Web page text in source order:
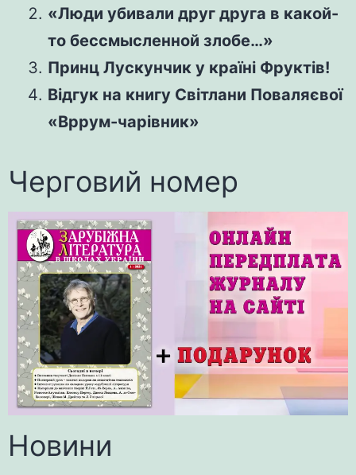
«Люди убивали друг друга в какой-
то бессмысленной злобе…»
Принц Лускунчик у країні Фруктів!
Відгук на книгу Світлани Поваляєвої
«Вррум-чарівник»
Черговий номер
Новини